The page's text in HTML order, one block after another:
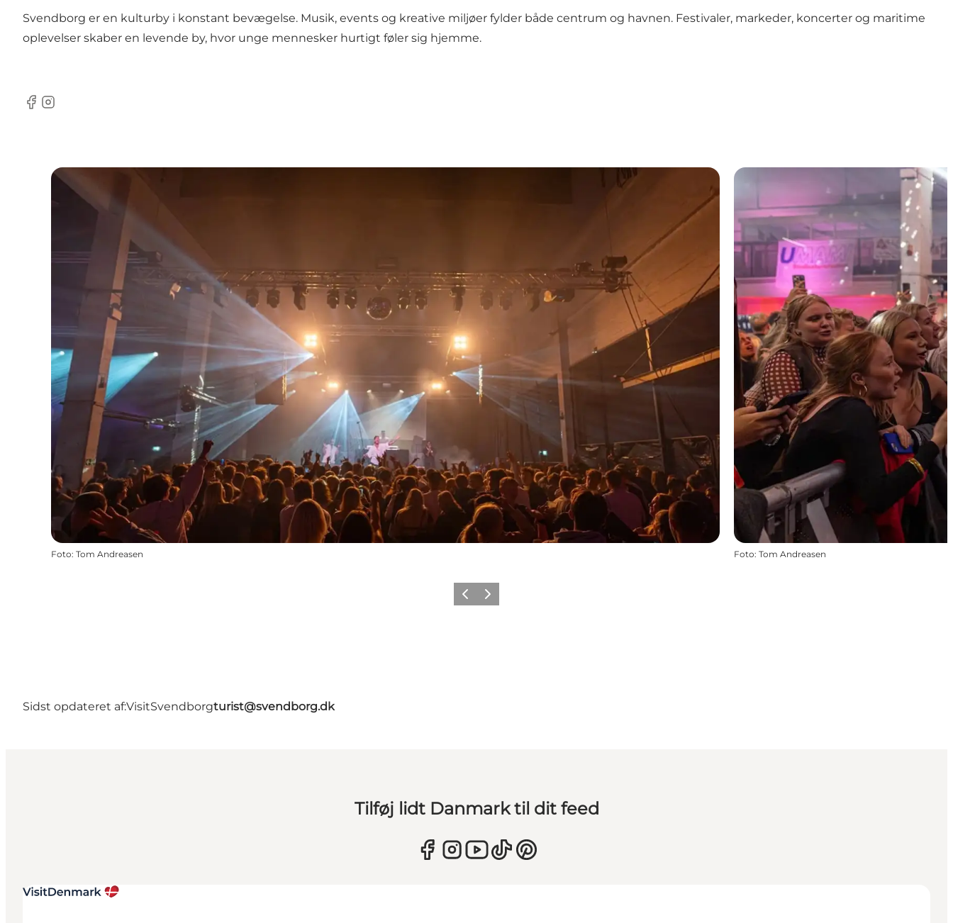
Svendborg er en kulturby i konstant bevægelse. Musik, events og kreative miljøer fylder både centrum og havnen. Festivaler, markeder, koncerter og maritime
oplevelser skaber en levende by, hvor unge mennesker hurtigt føler sig hjemme.
Facebook
Instagram
Foto: Tom Andreasen Foto: Tom Andreasen
ForrigeNæste
Sidst opdateret af:VisitSvendborgturist@svendborg.dk
Tilføj lidt Danmark til dit feed